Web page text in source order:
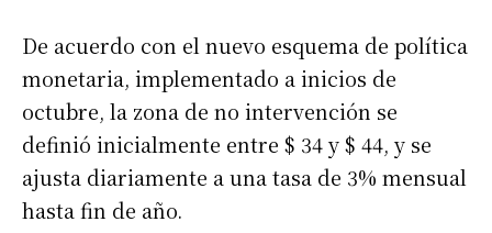
De acuerdo con el nuevo esquema de política
monetaria, implementado a inicios de
octubre, la zona de no intervención se
definió inicialmente entre $ 34 y $ 44, y se
ajusta diariamente a una tasa de 3% mensual
hasta fin de año.